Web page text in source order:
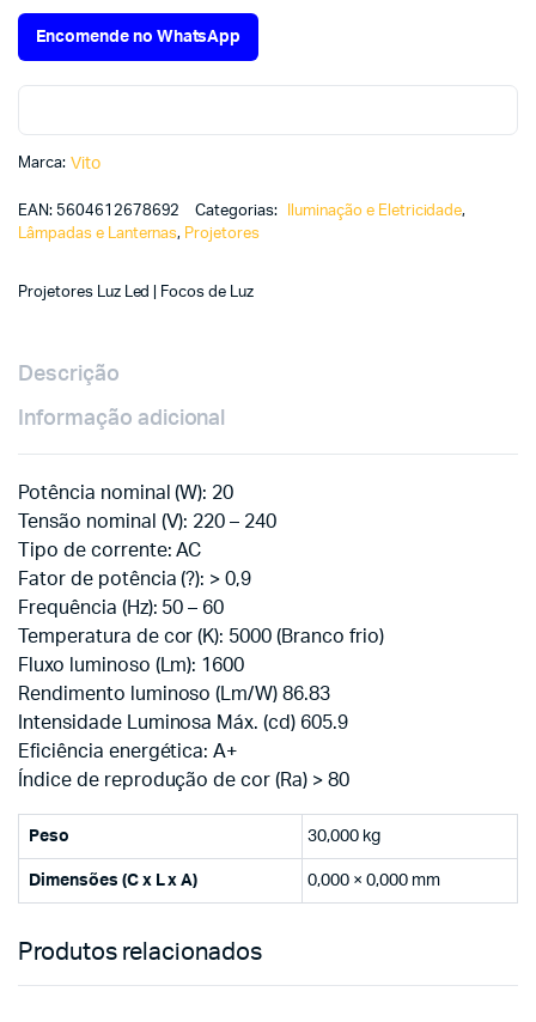
Encomende no WhatsApp
Marca: Vito
EAN: 5604612678692 Categorias: Iluminação e Eletricidade,
Lâmpadas e Lanternas, Projetores
Projetores Luz Led | Focos de Luz
Descrição
Informação adicional
Potência nominal (W): 20
Tensão nominal (V): 220 – 240
Tipo de corrente: AC
Fator de potência (?): > 0,9
Frequência (Hz): 50 – 60
Temperatura de cor (K): 5000 (Branco frio)
Fluxo luminoso (Lm): 1600
Rendimento luminoso (Lm/W) 86.83
Intensidade Luminosa Máx. (cd) 605.9
Eficiência energética: A+
Índice de reprodução de cor (Ra) > 80
Peso 30,000 kg
Dimensões (C x L x A) 0,000 × 0,000 mm
Produtos relacionados